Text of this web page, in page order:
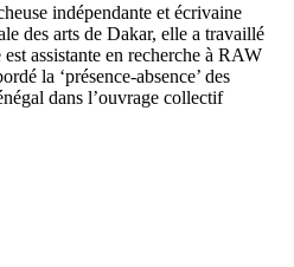
indépendante et écrivaine
des arts de Dakar, elle a travaillé
assistante en recherche à RAW
la ‘présence-absence’ des
dans l’ouvrage collectif